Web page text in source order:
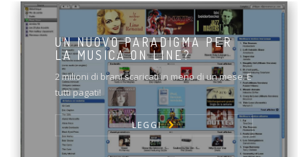
UN NUOVO PARADIGMA PER
LA MUSICA ON LINE?
2 milioni di brani scaricati in meno di un mese. E
tutti pagati!
LEGGI